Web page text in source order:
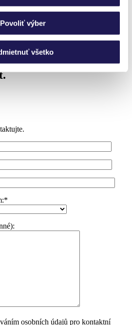
Povoliť výber
všetko
*
osobních údajů pro kontaktní